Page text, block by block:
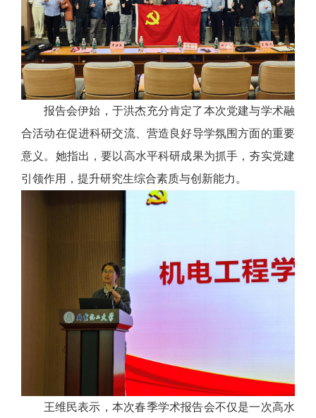
报告会伊始，于洪杰充分肯定了本次党建与学术融
合活动在促进科研交流、营造良好导学氛围方面的重要
意义。她指出，要以高水平科研成果为抓手，夯实党建
引领作用，提升研究生综合素质与创新能力。
王维民表示，本次春季学术报告会不仅是一次高水